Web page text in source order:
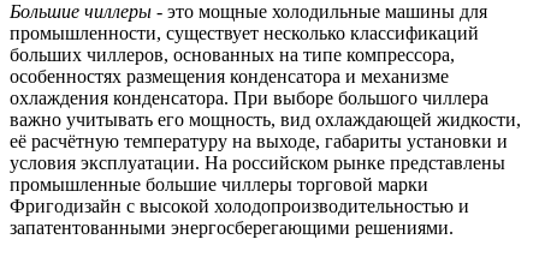
Большие чиллеры - это мощные холодильные машины для
промышленности, существует несколько классификаций
больших чиллеров, основанных на типе компрессора,
особенностях размещения конденсатора и механизме
охлаждения конденсатора. При выборе большого чиллера
важно учитывать его мощность, вид охлаждающей жидкости,
её расчётную температуру на выходе, габариты установки и
условия эксплуатации. На российском рынке представлены
промышленные большие чиллеры торговой марки
Фригодизайн с высокой холодопроизводительностью и
запатентованными энергосберегающими решениями.